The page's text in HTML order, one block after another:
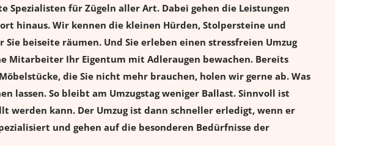
Spezialisten für Zügeln aller Art. Dabei gehen die Leistungen
hinaus. Wir kennen die kleinen Hürden, Stolpersteine und
beiseite räumen. Und Sie erleben einen stressfreien Umzug
Mitarbeiter Ihr Eigentum mit Adleraugen bewachen. Bereits
die Sie nicht mehr brauchen, holen wir gerne ab. Was
lassen. So bleibt am Umzugstag weniger Ballast. Sinnvoll ist
werden kann. Der Umzug ist dann schneller erledigt, wenn er
und gehen auf die besonderen Bedürfnisse der